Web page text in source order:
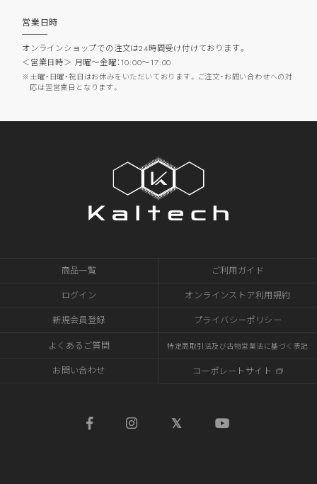
営業日時
オンラインショップでの注文は24時間受け付けております。
＜営業日時＞ 月曜～金曜：10:00～17:00
土曜・日曜・祝日はお休みをいただいております。ご注文・お問い合わせへの対
応は翌営業日となります。
商品一覧
ログイン
新規会員登録
よくあるご質問
お問い合わせ
ご利用ガイド
オンラインストア利用規約
プライバシーポリシー
特定商取引法及び古物営業法に基づく表記
コーポレートサイト